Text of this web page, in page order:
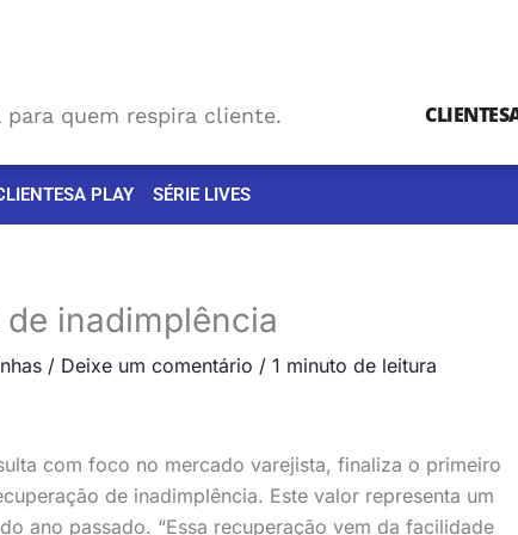
para quem respira cliente.
PLAY SÉRIE LIVES
inadimplência
/ Deixe um comentário / 1 minuto de leitura
com foco no mercado varejista, finaliza o primeiro
de inadimplência. Este valor representa um
ano passado. “Essa recuperação vem da facilidade